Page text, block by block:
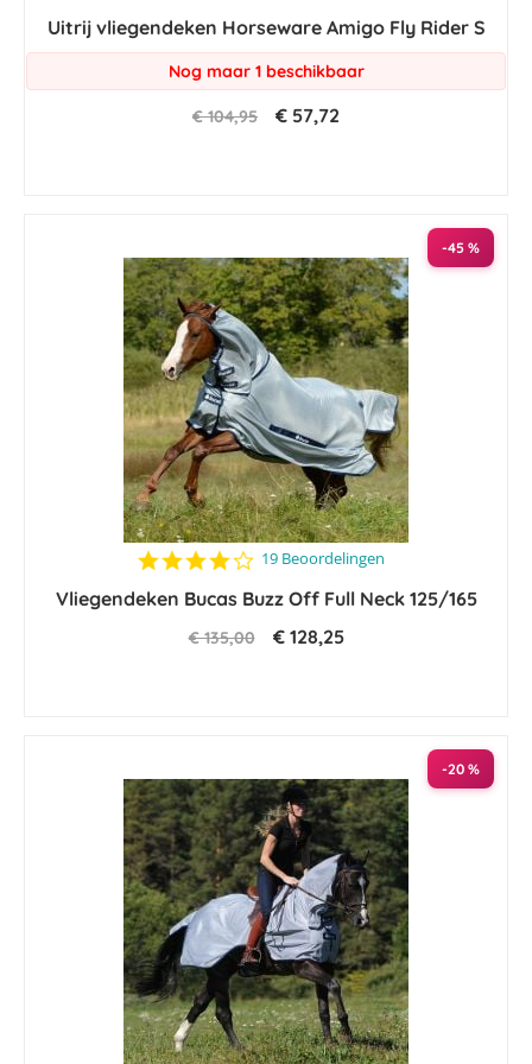
rating
Uitrij vliegendeken Horseware Amigo Fly Rider S
Nog maar 1 beschikbaar
€ 104,95 € 57,72
-45 %
4.1
rating
19 Beoordelingen
Vliegendeken Bucas Buzz Off Full Neck 125/165
€ 135,00 € 128,25
-20 %